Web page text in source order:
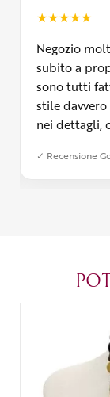
★★★★★
Negozio
subito a
sono tutti
stile
nei dettagli,
qualità e si
possibile
✓ Recensione